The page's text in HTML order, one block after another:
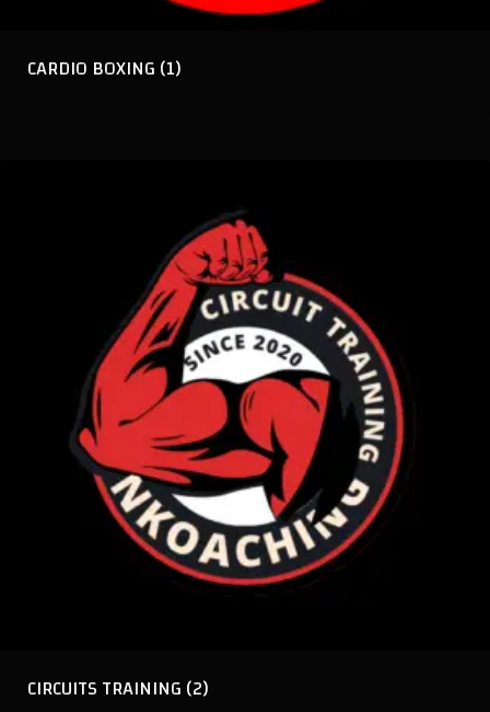
CARDIO BOXING(1)
CIRCUITS TRAINING(2)